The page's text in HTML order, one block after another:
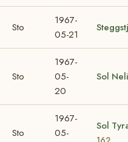
Sto
1967-
05-21
Sto
1967-
05-
20
Sol Neli
Sto
1967-
05-
Sol